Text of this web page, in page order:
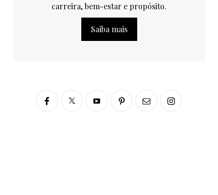
carreira, bem-estar e propósito.
Saiba mais